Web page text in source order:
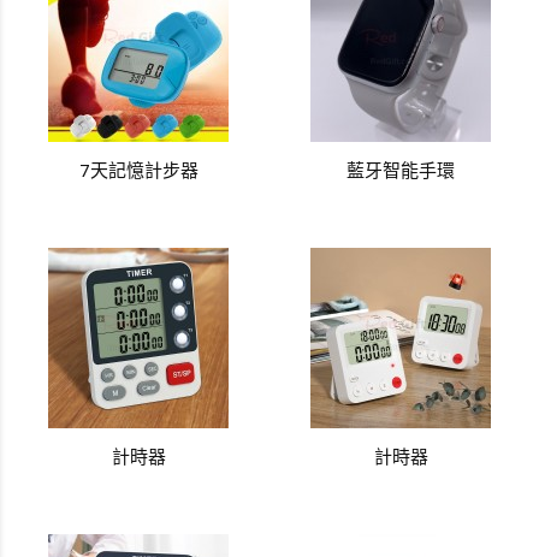
7天記憶計步器 藍牙智能手環
計時器 計時器